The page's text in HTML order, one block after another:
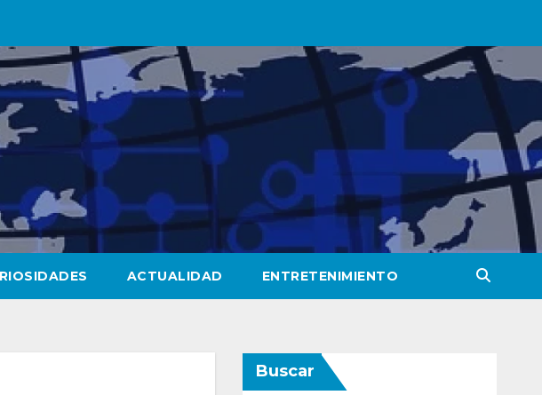
ACTUALIDAD ENTRETENIMIENTO
Buscar